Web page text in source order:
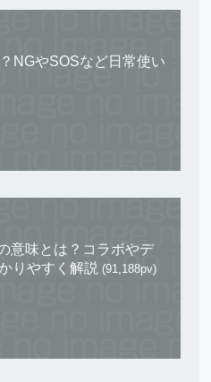
NGやSOSなど日常使い
意味とは？コラボやデ
りやすく解説 (91,188pv)